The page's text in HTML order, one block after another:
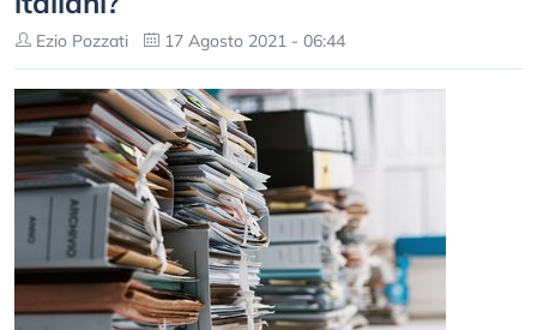
Ezio Pozzati 17 Agosto 2021 - 06:44